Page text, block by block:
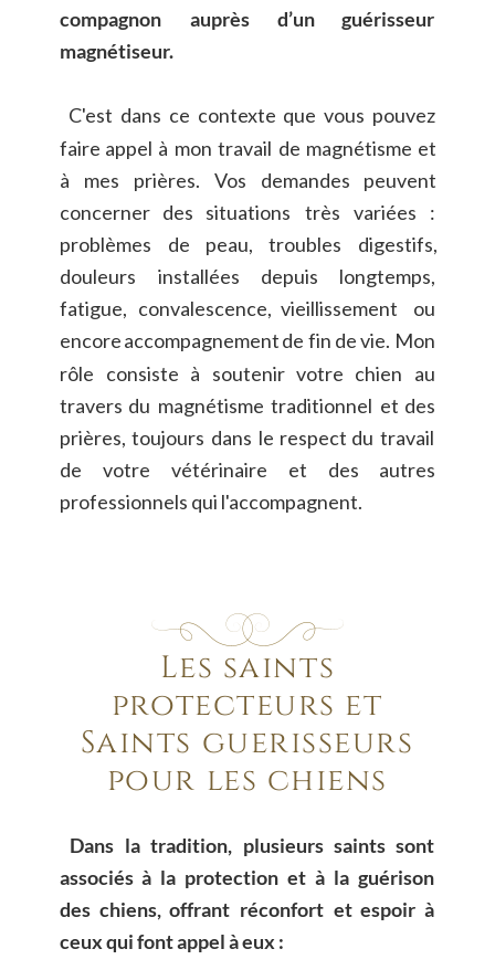
compagnon
auprès d’un
guérisseur
magnétiseur.
C'est dans ce contexte que vous pouvez
faire appel à mon travail de magnétisme et
à
mes prières. Vos demandes
peuvent
concerner des situations très variées
:
problèmes
de peau, troubles
digestifs,
douleurs
installées depuis
longtemps,
fatigue, convalescence, vieillissement
ou
encoreaccompagnementde fin devie. Mon
rôle consiste à soutenir votre chien au
travers du magnétisme traditionnel et des
prières, toujours dans le respect du travail
de
votre vétérinaire et des
autres
professionnels qui l'accompagnent.
Les saints
protecteurs et
Saints guérisseurs
pour les chiens
Dans la tradition, plusieurs saints sont
associés à la protection et à la guérison
des chiens, offrant réconfort et espoir à
ceux qui font appel à eux :